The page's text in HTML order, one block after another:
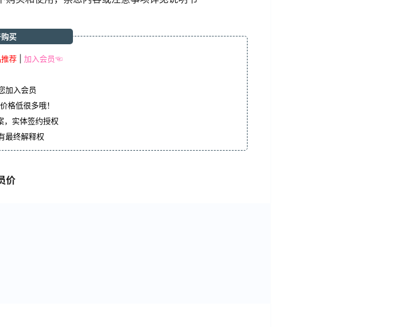
荐 加入会员☜
买
加入会员
格低很多哦！
，实体签约授权
最终解释权
价